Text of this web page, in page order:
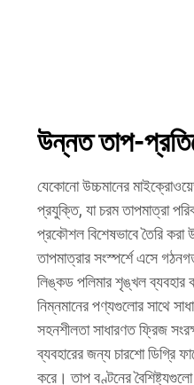
উন্নত তাপ-
যেকোনো উচ্চমানের
প্রযুক্তি, যা চরম তাপমাত্রা
প্রকৌশল বিশেষভাবে তৈরি
তাপমাত্রার সংস্পর্শে এসে
লিঙ্কড পলিমার শৃঙ্খল ব্যবহার
নিম্নমানের পণ্যগুলোর সাথে
সহনশীলতা সাধারণত ফ্রিজ
ব্যবহারের জন্য চারশো ডিগ্রি
করে। তাপ বণ্টনের